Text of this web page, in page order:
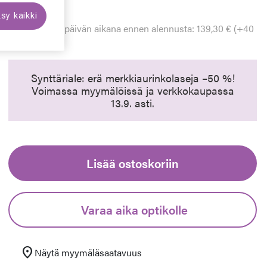
Hinta alennettu
199,00 €
Alin hinta 30 päivän aikana ennen alennusta: 139,30 € (+40
Synttäriale: erä merkkiaurinkolaseja –50 %!
Voimassa myymälöissä ja verkkokaupassa
13.9. asti.
Lisää ostoskoriin
Varaa aika optikolle
location_on Näytä myymäläsaatavuus
kaikki